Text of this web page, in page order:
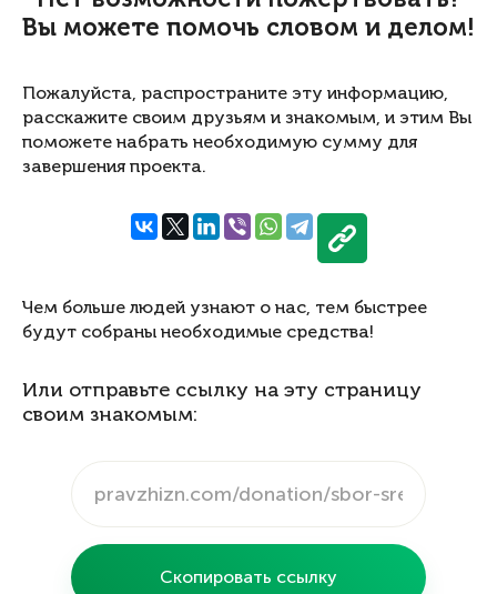
Вы можете помочь словом и делом!
Пожалуйста, распространите эту информацию,
расскажите своим друзьям и знакомым, и этим Вы
поможете набрать необходимую сумму для
завершения проекта.
Чем больше людей узнают о нас, тем быстрее
будут собраны необходимые средства!
Или отправьте ссылку на эту страницу
своим знакомым:
Скопировать ссылку